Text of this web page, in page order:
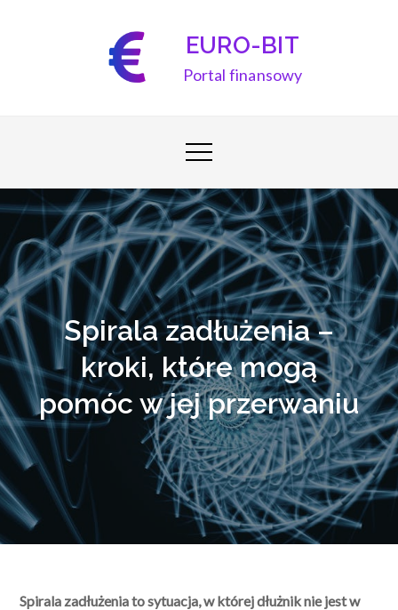
EURO-BIT
Portal finansowy
Spirala zadłużenia –
kroki, które mogą
pomóc w jej przerwaniu
Spirala zadłużenia to sytuacja, w której dłużnik nie jest w